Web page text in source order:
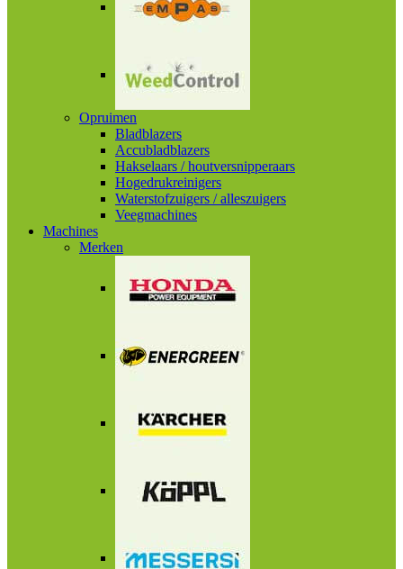
Opruimen
Bladblazers
Accubladblazers
Hakselaars / houtversnipperaars
Hogedrukreinigers
Waterstofzuigers / alleszuigers
Veegmachines
Machines
Merken